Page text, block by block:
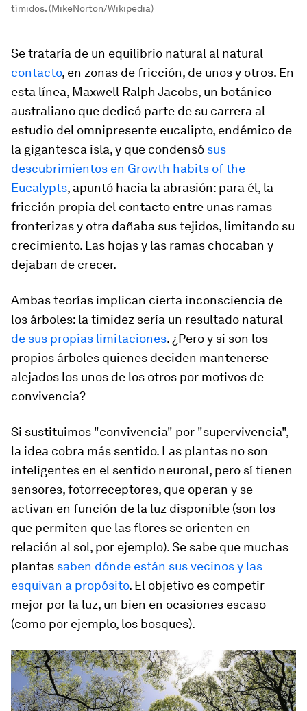
tímidos. (MikeNorton/Wikipedia)
Se trataría de un equilibrio natural al natural
contacto, en zonas de fricción, de unos y otros. En
esta línea, Maxwell Ralph Jacobs, un botánico
australiano que dedicó parte de su carrera al
estudio del omnipresente eucalipto, endémico de
la gigantesca isla, y que condensó sus
descubrimientos en Growth habits of the
Eucalypts, apuntó hacia la abrasión: para él, la
fricción propia del contacto entre unas ramas
fronterizas y otra dañaba sus tejidos, limitando su
crecimiento. Las hojas y las ramas chocaban y
dejaban de crecer.
Ambas teorías implican cierta inconsciencia de
los árboles: la timidez sería un resultado natural
de sus propias limitaciones. ¿Pero y si son los
propios árboles quienes deciden mantenerse
alejados los unos de los otros por motivos de
convivencia?
Si sustituimos "convivencia" por "supervivencia",
la idea cobra más sentido. Las plantas no son
inteligentes en el sentido neuronal, pero sí tienen
sensores, fotorreceptores, que operan y se
activan en función de la luz disponible (son los
que permiten que las flores se orienten en
relación al sol, por ejemplo). Se sabe que muchas
plantas saben dónde están sus vecinos y las
esquivan a propósito. El objetivo es competir
mejor por la luz, un bien en ocasiones escaso
(como por ejemplo, los bosques).